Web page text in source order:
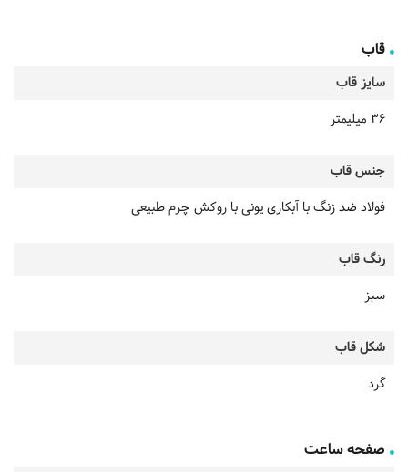
قاب
سایز قاب
36 میلیمتر
جنس قاب
فولاد ضد زنگ با آبکاری یونی با روکش چرم طبیعی
رنگ قاب
سبز
شکل قاب
گرد
صفحه ساعت